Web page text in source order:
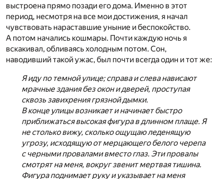
выстроена прямо позади его дома. Именно в этот
период, несмотря на все мои достижения, я начал
чувствовать нараставшие уныние и беспокойство.
А потом начались кошмары. Почти каждую ночь я
вскакивал, обливаясь холодным потом. Сон,
наводивший такой ужас, был почти всегда один и тот же:
Я иду по темной улице; справа и слева нависают
мрачные здания без окон и дверей, проступая
сквозь завихрения грязной дымки.
В конце улицы возникает и начинает быстро
приближаться высокая фигура в длинном плаще. Я
не столько вижу, сколько ощущаю леденящую
угрозу, исходящую от мерцающего белого черепа
с черными провалами вместо глаз. Эти провалы
смотрят на меня, вокруг звенит мертвая тишина.
Фигура поднимает руку и указывает на меня